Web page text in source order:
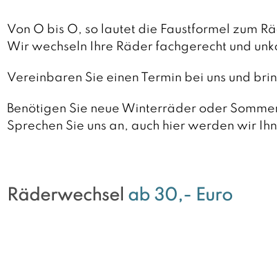
Von O bis O, so lautet die Faustformel zum
Wir wechseln Ihre Räder fachgerecht und
Vereinbaren Sie einen Termin bei uns und
Benötigen Sie neue Winterräder oder
Sprechen Sie uns an, auch hier werden wir
Räderwechsel ab 30,- Euro